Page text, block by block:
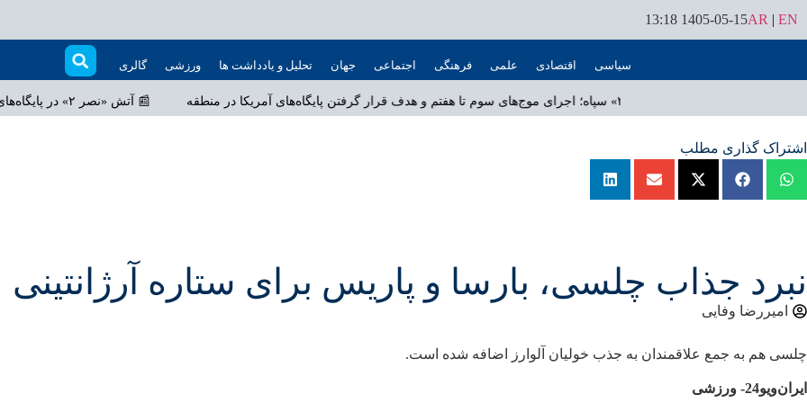
AR | EN
1405-05-15 13:18
سیاسی اقتصادی علمی فرهنگی اجتماعی جهان تحلیل و یادداشت ها ورزشی گالری
عملیات گسترده «نصر ۲» سپاه؛ اجرای موج‌های سوم تا هفتم و هدف قرار گرفتن پایگاه‌های آمریکا در منطقه 📰آتش «نصر ۲» در پایگاه‌های آمریکا؛ از بحرین تا
اشتراک گذاری مطلب
نبرد جذاب چلسی، بارسا و پاریس برای ستاره آرژانتینی
امیررضا وفایی
چلسی هم به جمع علاقمندان به جذب خولیان آلوارز اضافه شده است.
ایران‌ویو24- ورزشی